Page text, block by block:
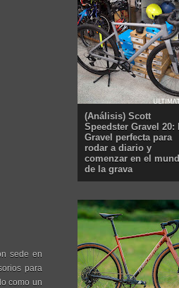
sede en
para
como un
(Análisis) Scott
Speedster Gravel 20:
Gravel perfecta para
rodar a diario y
comenzar en el
de la grava